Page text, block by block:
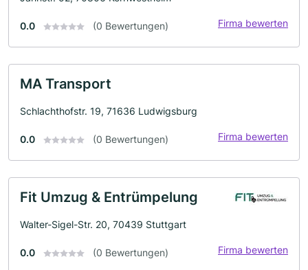
0.0 (0 Bewertungen) Firma bewerten
MA Transport
Schlachthofstr. 19, 71636 Ludwigsburg
0.0 (0 Bewertungen) Firma bewerten
Fit Umzug & Entrümpelung
Walter-Sigel-Str. 20, 70439 Stuttgart
0.0 (0 Bewertungen) Firma bewerten